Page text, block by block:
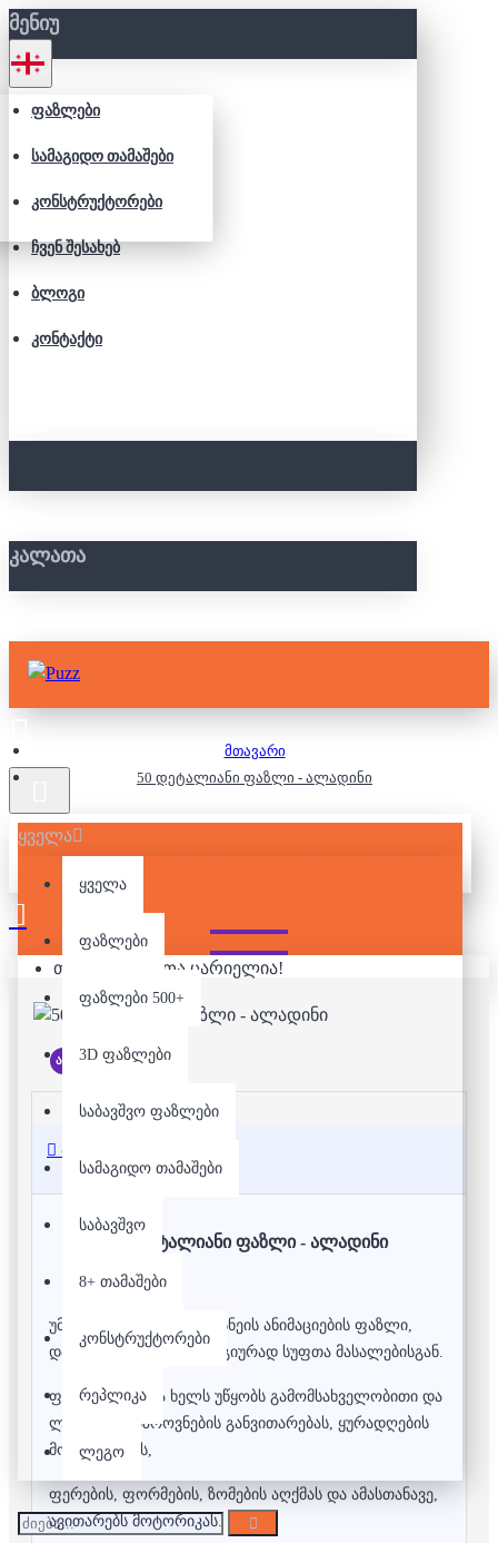
ᲛᲔᲜᲘᲣ
ᲤᲐᲖᲚᲔᲑᲘ
ᲡᲐᲛᲐᲒᲘᲓᲝ ᲗᲐᲛᲐᲨᲔᲑᲘ
ᲙᲝᲜᲡᲢᲠᲣᲥᲢᲝᲠᲔᲑᲘ
ᲩᲕᲔᲜ ᲨᲔᲡᲐᲮᲔᲑ
ᲑᲚᲝᲒᲘ
ᲙᲝᲜᲢᲐᲥᲢᲘ
ᲙᲐᲚᲐᲗᲐ
ყველა
ყველა
ფაზლები
ფაზლები 500+
3D ფაზლები
საბავშვო ფაზლები
სამაგიდო თამაშები
საბავშვო
8+ თამაშები
კონსტრუქტორები
რეპლიკა
ლეგო
თქვენი კალათა ცარიელია!
მთავარი
50 დეტალიანი ფაზლი - ალადინი
50 ᲓᲔᲢᲐᲚᲘᲐᲜᲘ ᲤᲐᲖᲚᲘ -
არ არის მარაგში
აღწერა
50 დეტალიანი ფაზლი - ალადინი
უმაღლესი ხარისხის დისნეის ანიმაციების ფაზლი,
დამზადებულია ეკოლოგიურად სუფთა მასალებისგან.
ფაზლის აწყობა ხელს უწყობს გამომსახველობითი და
ლოგიკური აზროვნების განვითარებას, ყურადღების
მობილიზებას,
ფერების, ფორმების, ზომების აღქმას და ამასთანავე,
ავითარებს მოტორიკას.